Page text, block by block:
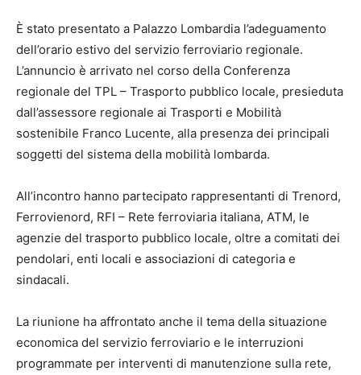
È stato presentato a Palazzo Lombardia l’adeguamento
dell’orario estivo del servizio ferroviario regionale.
L’annuncio è arrivato nel corso della Conferenza
regionale del TPL – Trasporto pubblico locale, presieduta
dall’assessore regionale ai Trasporti e Mobilità
sostenibile Franco Lucente, alla presenza dei principali
soggetti del sistema della mobilità lombarda.
All’incontro hanno partecipato rappresentanti di Trenord,
Ferrovienord, RFI – Rete ferroviaria italiana, ATM, le
agenzie del trasporto pubblico locale, oltre a comitati dei
pendolari, enti locali e associazioni di categoria e
sindacali.
La riunione ha affrontato anche il tema della situazione
economica del servizio ferroviario e le interruzioni
programmate per interventi di manutenzione sulla rete,